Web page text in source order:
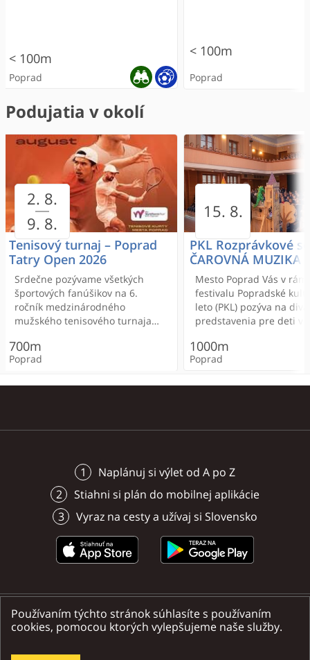
< 100m
Poprad
< 100m
Poprad
Aréna Poprad Cinemax
Multisálové kino
rôzne žánre filmov
Centrum IN - Inštitút krásy
400m
Euronails MAX
Nechtový Salón
400m
Reštaurácia Aréna
< 100m
Poprad
First class pancakes
300m
Poprad
Aréna Poprad Citybowling Poprad
Hotel Mamut
300m
Poprad
Pension Vila Mery
1000m
Poprad
Podujatia v okolí
Tenisový turnaj – Poprad
Tatry Open 2026
2. 8.
9. 8.
Srdečne pozývame všetkých
športových fanúšikov na 6.
ročník medzinárodného
mužského tenisového turnaja
Popradu!
700m
Poprad
PKL Rozprávkové
ČAROVNÁ MUZIKA
15. 8.
Mesto Poprad Vás v
festivalu Popradské
leto (PKL) pozýva na
predstavenia pre deti v
1000m
Poprad
Naplánuj si výlet od A po Z
Stiahni si plán do mobilnej aplikácie
Vyraz na cesty a užívaj si Slovensko
Nájdete nás na sociálnych sieťach
Používaním týchto stránok súhlasíte s používaním
cookies, pomocou ktorých vylepšujeme naše služby.